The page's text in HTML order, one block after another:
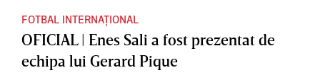
FOTBAL INTERNAȚIONAL
OFICIAL | Enes Sali a fost prezentat de
echipa lui Gerard Pique